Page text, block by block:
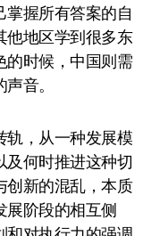
掌握所有答案的自
他地区学到很多东
的时候，中国则需
音。
轨，从一种发展模
及何时推进这种切
创新的混乱，本质
展阶段的相互侧